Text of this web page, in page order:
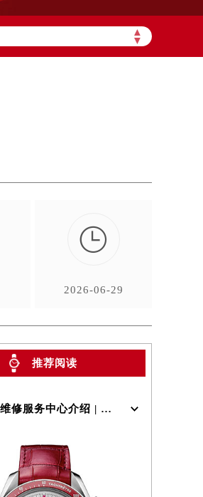
▲
▼

2026-06-29
推荐阅读
欧米茄维修服务中心介绍 | OMEGA